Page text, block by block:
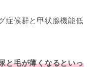
症候群と甲状腺機能低
と毛が薄くなるといっ